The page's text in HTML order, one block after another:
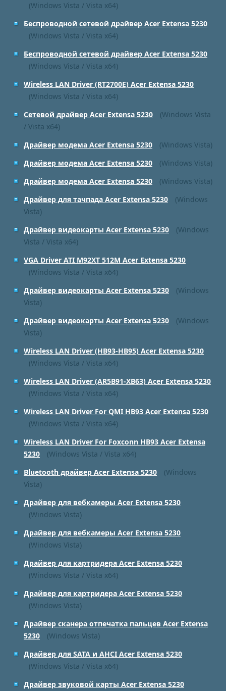
(Windows Vista / Vista x64)
Беспроводной сетевой драйвер Acer Extensa 5230
(Windows Vista / Vista x64)
Беспроводной сетевой драйвер Acer Extensa 5230
(Windows Vista / Vista x64)
Wireless LAN Driver (RT2700E) Acer Extensa 5230
(Windows Vista / Vista x64)
Сетевой драйвер Acer Extensa 5230
(Windows Vista
/ Vista x64)
Драйвер модема Acer Extensa 5230
(Windows Vista)
Драйвер модема Acer Extensa 5230
(Windows Vista)
Драйвер модема Acer Extensa 5230
(Windows Vista)
Драйвер для тачпада Acer Extensa 5230
(Windows
Vista)
Драйвер видеокарты Acer Extensa 5230
(Windows
Vista / Vista x64)
VGA Driver ATI M92XT 512M Acer Extensa 5230
(Windows Vista / Vista x64)
Драйвер видеокарты Acer Extensa 5230
(Windows
Vista)
Драйвер видеокарты Acer Extensa 5230
(Windows
Vista)
Wireless LAN Driver (HB93-HB95) Acer Extensa 5230
(Windows Vista / Vista x64)
Wireless LAN Driver (AR5B91-XB63) Acer Extensa 5230
(Windows Vista / Vista x64)
Wireless LAN Driver For QMI HB93 Acer Extensa 5230
(Windows Vista / Vista x64)
Wireless LAN Driver For Foxconn HB93 Acer Extensa
5230
(Windows Vista / Vista x64)
Bluetooth драйвер Acer Extensa 5230
(Windows
Vista)
Драйвер для вебкамеры Acer Extensa 5230
(Windows Vista)
Драйвер для вебкамеры Acer Extensa 5230
(Windows Vista)
Драйвер для картридера Acer Extensa 5230
(Windows Vista / Vista x64)
Драйвер для картридера Acer Extensa 5230
(Windows Vista)
Драйвер сканера отпечатка пальцев Acer Extensa
5230
(Windows Vista)
Драйвер для SATA и AHCI Acer Extensa 5230
(Windows Vista / Vista x64)
Драйвер звуковой карты Acer Extensa 5230